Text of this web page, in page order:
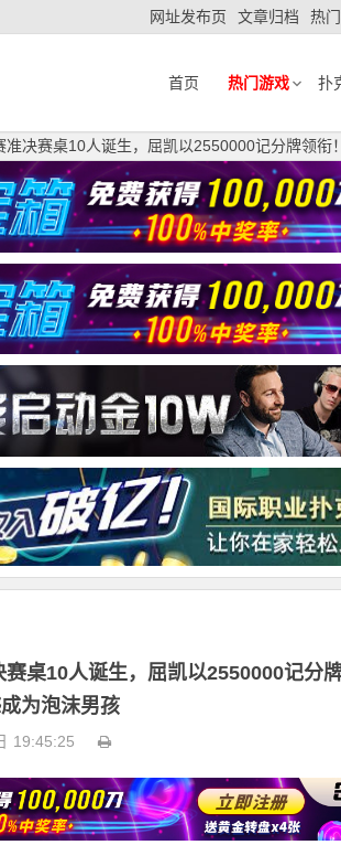
网址发布页 文章归档 热
首页 热门游戏 扑
准决赛桌10人诞生，屈凯以2550000记分牌领
桌10人诞生，屈凯以2550000记分牌
为泡沫男孩
19:45:25